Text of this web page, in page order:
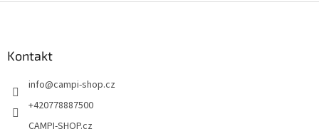
Kontakt
info@campi-shop.cz
+420778887500
CAMPI-SHOP.cz